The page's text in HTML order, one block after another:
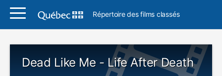
Répertoire des films classés
Dead Like Me - Life After Death